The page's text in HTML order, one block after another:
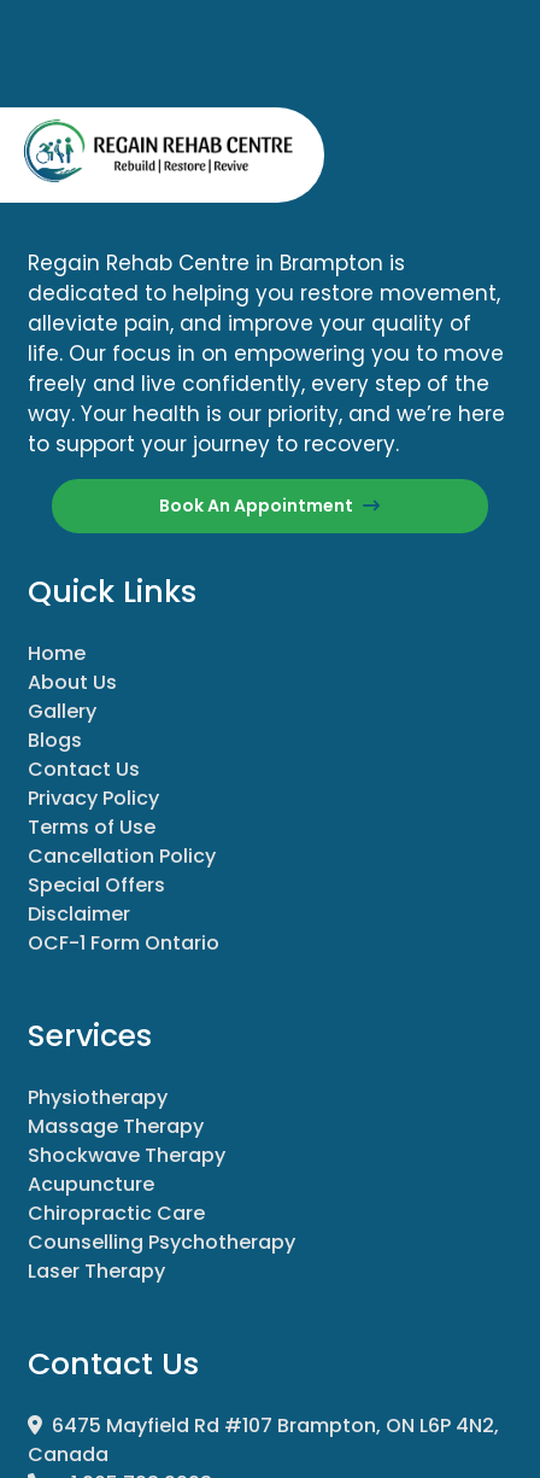
Regain Rehab Centre in Brampton is
dedicated to helping you restore movement,
alleviate pain, and improve your quality of
life. Our focus in on empowering you to move
freely and live confidently, every step of the
way. Your health is our priority, and we’re here
to support your journey to recovery.
Book An Appointment
Quick Links
Home
About Us
Gallery
Blogs
Contact Us
Privacy Policy
Terms of Use
Cancellation Policy
Special Offers
Disclaimer
OCF-1 Form Ontario
Services
Physiotherapy
Massage Therapy
Shockwave Therapy
Acupuncture
Chiropractic Care
Counselling Psychotherapy
Laser Therapy
Contact Us
6475 Mayfield Rd #107 Brampton, ON L6P 4N2,
Canada